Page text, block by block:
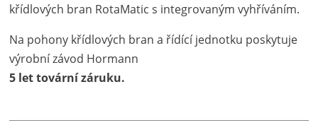
křídlových bran RotaMatic s integrovaným vyhříváním.
Na pohony křídlových bran a řídící jednotku poskytuje
výrobní závod Hormann
5 let tovární záruku.